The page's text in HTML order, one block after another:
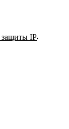
защиты IP